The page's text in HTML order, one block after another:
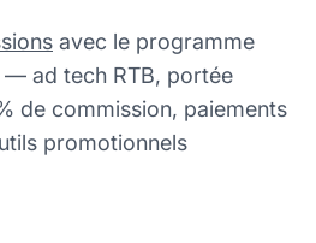
avec le programme
— ad tech RTB, portée
de commission, paiements
promotionnels